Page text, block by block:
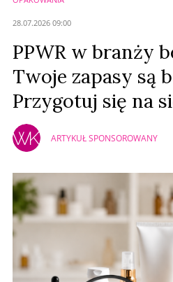
28.07.2026 09:00
PPWR w branży
Twoje zapasy są
Przygotuj się na
ARTYKUŁ SPONSOROWANY